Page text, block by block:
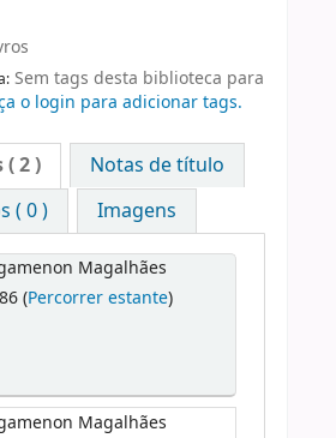
Sem tags desta biblioteca para
o login para adicionar tags.
( 2 )
Notas de título
( 0 )
Imagens
Magalhães
(Percorrer estante)
Magalhães